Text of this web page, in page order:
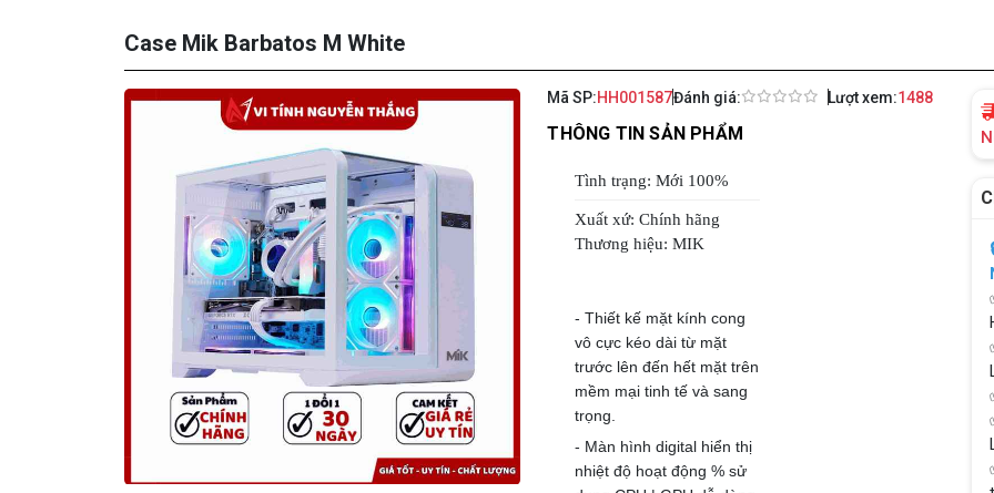
Case Mik Barbatos M White
Mã SP:HH001587Đánh giá: Lượt xem:1488
THÔNG TIN SẢN PHẨM
Tình trạng: Mới 100%
Xuất xứ: Chính hãng
Thương hiệu: MIK
- Thiết kế mặt kính cong
vô cực kéo dài từ mặt
trước lên đến hết mặt trên
mềm mại tinh tế và sang
trọng.
- Màn hình digital hiển thị
nhiệt độ hoạt động % sử